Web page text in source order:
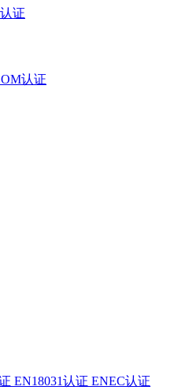
证
认证
EN18031认证 ENEC认证